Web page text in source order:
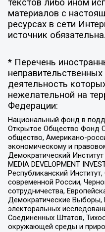
текстов либо ином
материалов с
ресурсах в сети
источник обязательна.
* Перечень
неправительственных
деятельность
нежелательной на
Федерации:
Национальный фонд в
Открытое Общество Фонд
общество, Американо-
экономическому и
Демократический
MEDIA DEVELOPMENT
Республиканский
современной России,
сотрудничества,
Демократические
электоральных
Соединенных Штатов,
окружающей среды и